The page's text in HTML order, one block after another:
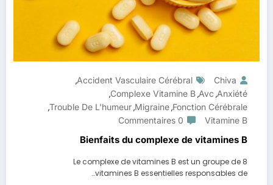
Chiva
Accident Vasculaire Cérébral
,
Anxiété
,
Avc
,
Complexe Vitamine B
,
Fonction Cérébrale
,
Migraine
,
Trouble De L'humeur
,
Vitamine B
0 Commentaires
Bienfaits du complexe de vitamines B
Le complexe de vitamines B est un groupe de 8
vitamines B essentielles responsables de…